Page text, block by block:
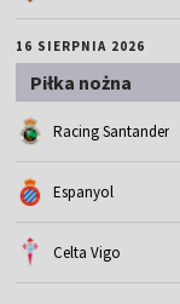
16 SIERPNIA 2026
Piłka nożna
Racing Santander
Espanyol
Celta Vigo